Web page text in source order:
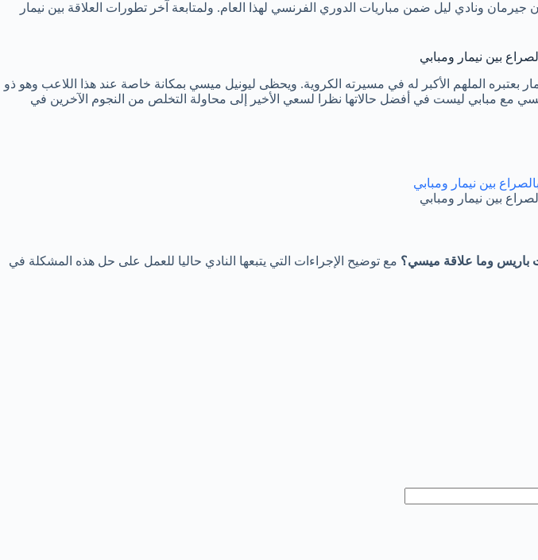
ونادي ليل ضمن مباريات الدوري الفرنسي لهذا العام. ولمتابعة آخر تطورات العلاقة بين نيمار
بين نيمار ومبابي
بعتبره الملهم الأكبر له في مسيرته الكروية. ويحظى ليونيل ميسي بمكانة خاصة عند هذا اللاعب وهو ذو
مع مبابي ليست في أفضل حالاتها نظرا لسعي الأخير إلى محاولة التخلص من النجوم الآخرين في
بين نيمار ومبابي
باريس وما علاقة ميسي؟ مع توضيح الإجراءات التي يتبعها النادي حاليا للعمل على حل هذه المشكلة في